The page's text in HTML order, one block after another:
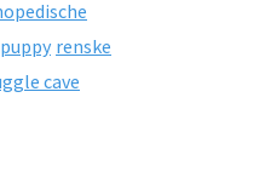
puppy renske
cave